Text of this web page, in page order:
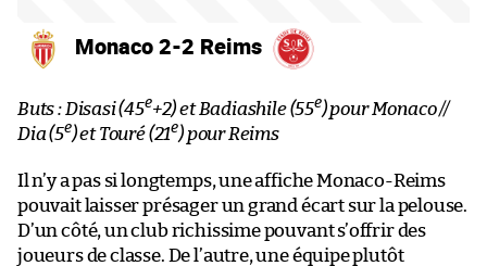
Monaco 2-2 Reims
Buts : Disasi (45e+2) et Badiashile (55e) pour Monaco //
Dia (5e) et Touré (21e) pour Reims
Il n’y a pas si longtemps, une affiche Monaco-Reims
pouvait laisser présager un grand écart sur la pelouse.
D’un côté, un club richissime pouvant s’offrir des
joueurs de classe. De l’autre, une équipe plutôt